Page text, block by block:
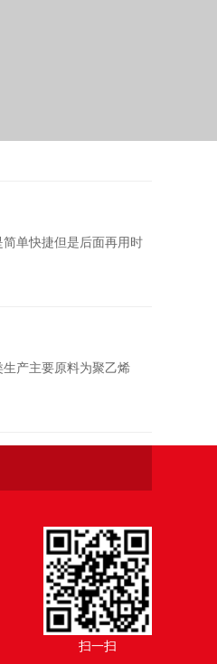
单快捷但是后面再用时
产主要原料为聚乙烯
扫一扫